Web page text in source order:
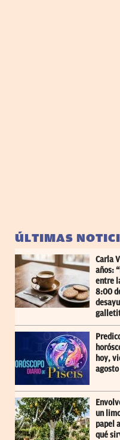
ÚLTIMAS
Carla
años:
entre
8:00
hoy,
un
papel
qué